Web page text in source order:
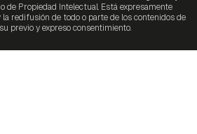
de Propiedad Intelectual. Está expresamente
redifusión de todo o parte de los contenidos de
previo y expreso consentimiento.